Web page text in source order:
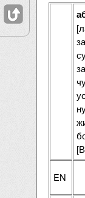
EN